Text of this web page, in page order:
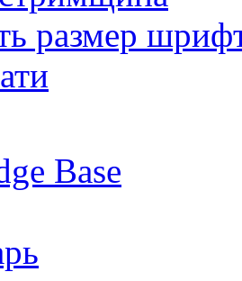
размер
Base